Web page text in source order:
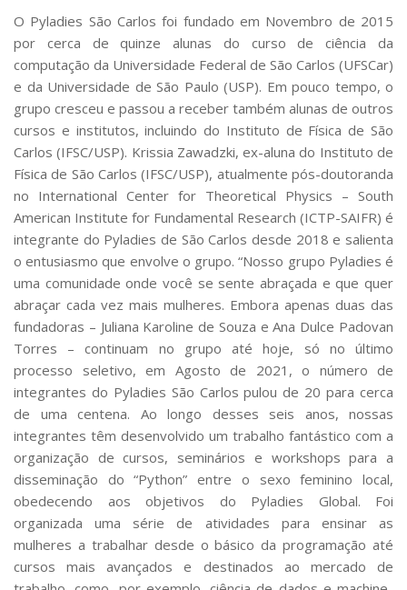
O Pyladies São Carlos foi fundado em Novembro de 2015
por cerca de quinze alunas do curso de ciência da
computação da Universidade Federal de São Carlos (UFSCar)
e da Universidade de São Paulo (USP). Em pouco tempo, o
grupo cresceu e passou a receber também alunas de outros
cursos e institutos, incluindo do Instituto de Física de São
Carlos (IFSC/USP). Krissia Zawadzki, ex-aluna do Instituto de
Física de São Carlos (IFSC/USP), atualmente pós-doutoranda
no International Center for Theoretical Physics – South
American Institute for Fundamental Research (ICTP-SAIFR) é
integrante do Pyladies de São Carlos desde 2018 e salienta
o entusiasmo que envolve o grupo. “Nosso grupo Pyladies é
uma comunidade onde você se sente abraçada e que quer
abraçar cada vez mais mulheres. Embora apenas duas das
fundadoras – Juliana Karoline de Souza e Ana Dulce Padovan
Torres – continuam no grupo até hoje, só no último
processo seletivo, em Agosto de 2021, o número de
integrantes do Pyladies São Carlos pulou de 20 para cerca
de uma centena. Ao longo desses seis anos, nossas
integrantes têm desenvolvido um trabalho fantástico com a
organização de cursos, seminários e workshops para a
disseminação do “Python” entre o sexo feminino local,
obedecendo aos objetivos do Pyladies Global. Foi
organizada uma série de atividades para ensinar as
mulheres a trabalhar desde o básico da programação até
cursos mais avançados e destinados ao mercado de